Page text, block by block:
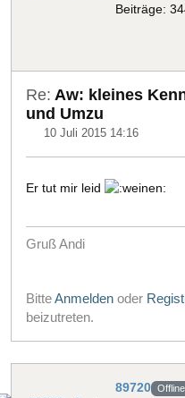
Beiträge:
Re: Aw: kleines
und Umzu
10 Juli 2015 14:16
Er tut mir leid
Gruß Andi
BitteAnmelden oder
beizutreten.
89720 Offline